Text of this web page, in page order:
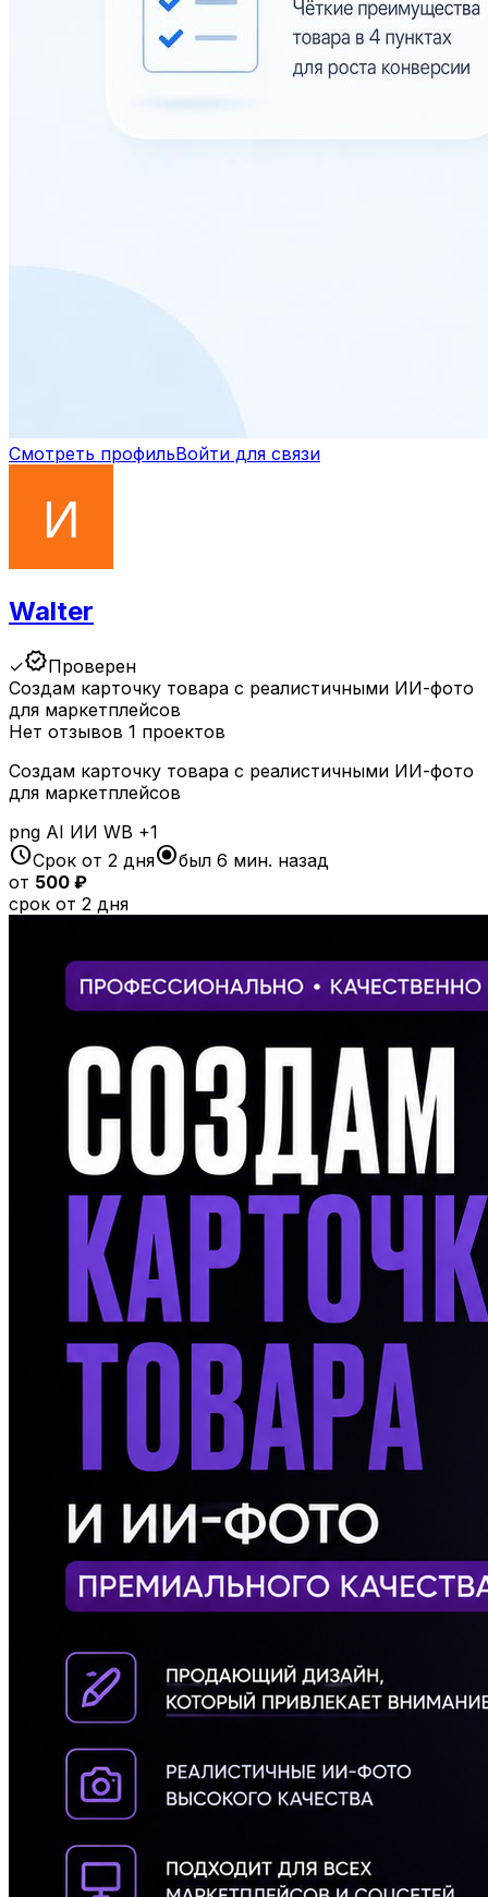
Смотреть профильВойти для связи
Walter
✓verifiedПроверен
Создам карточку товара с реалистичными ИИ-фото
для маркетплейсов
Нет отзывов 1 проектов
Создам карточку товара с реалистичными ИИ-фото
для маркетплейсов
png AI ИИ WB +1
scheduleСрок от 2 дняradio_button_checkedбыл 6 мин. назад
от 500 ₽
срок от 2 дня